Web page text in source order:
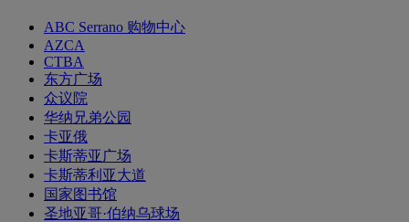
ABC Serrano 购物中心
AZCA
CTBA
东方广场
众议院
华纳兄弟公园
卡亚俄
卡斯蒂亚广场
卡斯蒂利亚大道
国家图书馆
圣地亚哥·伯纳乌球场